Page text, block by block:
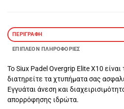
ΠΕΡΙΓΡΑΦΉ
ΕΠΙΠΛΈΟΝ ΠΛΗΡΟΦΟΡΊΕΣ
Το Siux Padel Overgrip Elite X10
διατηρείτε τα χτυπήματα σας
Εγγυάται άνεση και
απορρόφησης ιδρώτα.